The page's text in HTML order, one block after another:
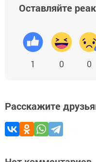
Оставляйте
1 0 0
Расскажите